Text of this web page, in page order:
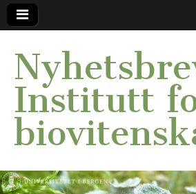
Institutt